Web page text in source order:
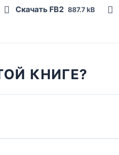
Скачать FB2 887.7 kB
КНИГЕ?